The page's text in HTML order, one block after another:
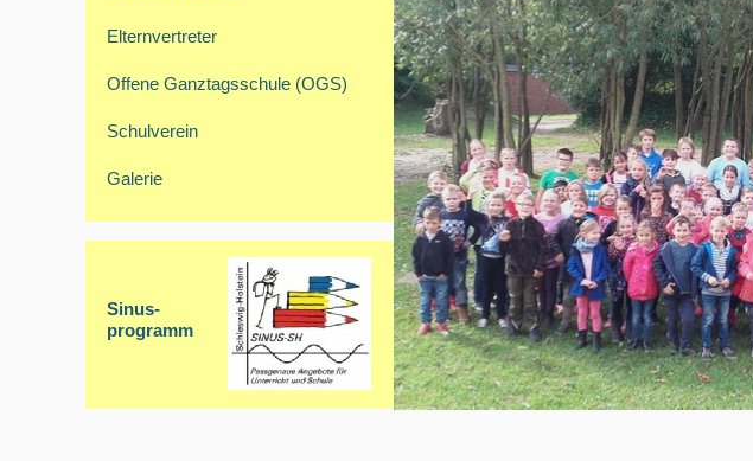
Elternvertreter
Offene Ganztagsschule (OGS)
Schulverein
Galerie
Sinus-
programm